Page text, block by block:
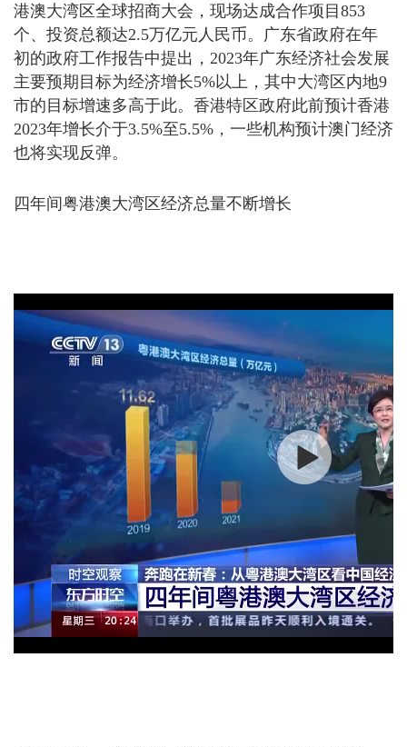
港澳大湾区全球招商大会，现场达成合作项目853
个、投资总额达2.5万亿元人民币。广东省政府在年
初的政府工作报告中提出，2023年广东经济社会发展
主要预期目标为经济增长5%以上，其中大湾区内地9
市的目标增速多高于此。香港特区政府此前预计香港
2023年增长介于3.5%至5.5%，一些机构预计澳门经济
也将实现反弹。
四年间粤港澳大湾区经济总量不断增长